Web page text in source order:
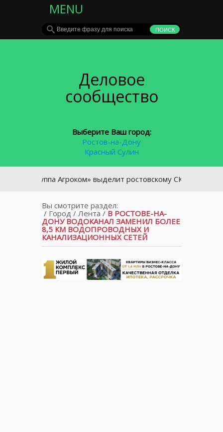
MENU
Деловое
сообщество
Выберите Ваш город:
Ростов-на-Дону
Красный Сулин
«Группа Агроком» выделит ростовскому СКА 10 млн рублей
Вы смотрите раздел:
/ Город/ Лента / В РОСТОВЕ-НА-
ДОНУ ВОДОКАНАЛ ЗАМЕНИЛ БОЛЕЕ
8,5 КМ ВОДОПРОВОДНЫХ И
КАНАЛИЗАЦИОННЫХ СЕТЕЙ